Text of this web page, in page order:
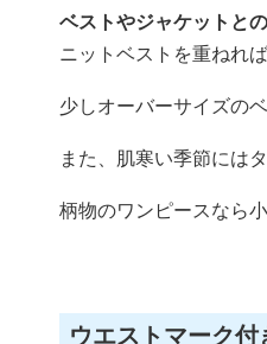
ベストやジャケットと
ニットベストを重ねれ
少しオーバーサイズの
また、肌寒い季節には
柄物のワンピースなら
ウエストマーク